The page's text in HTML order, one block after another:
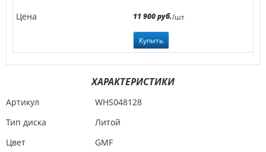
11 900 руб./шт
Купить
ХАРАКТЕРИСТИКИ
Артикул
WHS048128
Тип диска
Литой
Цвет
GMF